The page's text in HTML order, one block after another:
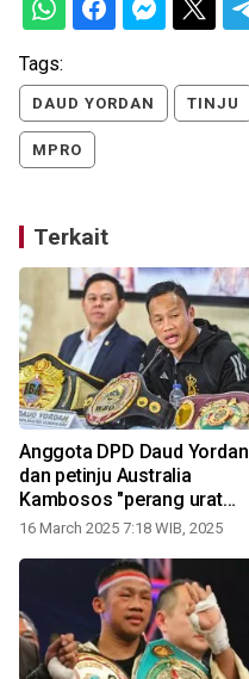
Tags:
DAUD YORDAN TINJU
MPRO
Terkait
Anggota DPD Daud Yordan
dan petinju Australia
Kambosos "perang urat
saraf" jelang duel
16 March 2025 7:18 WIB, 2025